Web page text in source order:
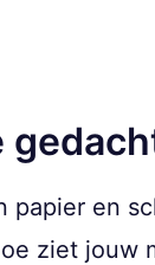
papier en
ziet jouw